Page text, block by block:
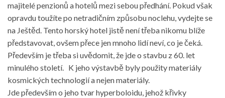
majitelé penzionů a hotelů mezi sebou předhání. Pokud však
opravdu toužíte po netradičním způsobu noclehu, vydejte se
na Ještěd. Tento horský hotel jistě není třeba nikomu blíže
představovat, ovšem přece jen mnoho lidí neví, co je čeká.
Především je třeba si uvědomit, že jde o stavbu z 60. let
minulého století. K jeho výstavbě byly použity materiály
kosmických technologií a nejen materiály.
Jde především o jeho tvar hyperboloidu, jehož křivky